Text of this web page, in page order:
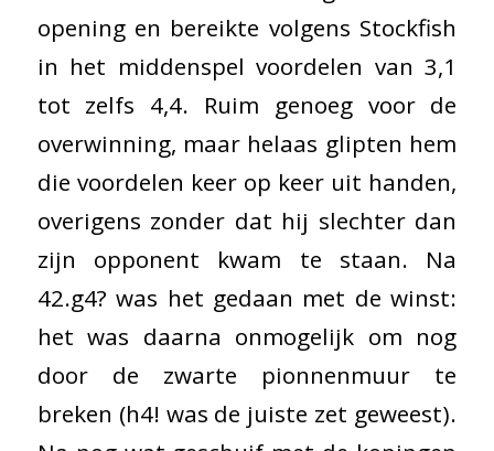
opening en bereikte volgens Stockfish
in het middenspel voordelen van 3,1
tot zelfs 4,4. Ruim genoeg voor de
overwinning, maar helaas glipten hem
die voordelen keer op keer uit handen,
overigens zonder dat hij slechter dan
zijn opponent kwam te staan. Na
42.g4? was het gedaan met de winst:
het was daarna onmogelijk om nog
door de zwarte pionnenmuur te
breken (h4! was de juiste zet geweest).